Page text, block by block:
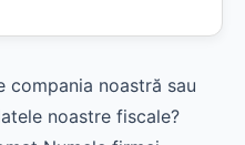
noastră sau
noastre fiscale?